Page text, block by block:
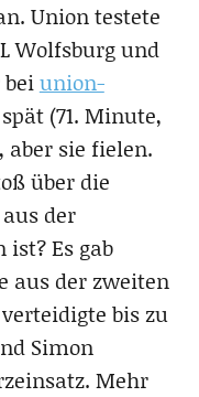
Union testete
Wolfsburg und
union-
(71. Minute,
sie fielen.
über die
der
ist? Es gab
aus der zweiten
bis zu
Simon
Mehr